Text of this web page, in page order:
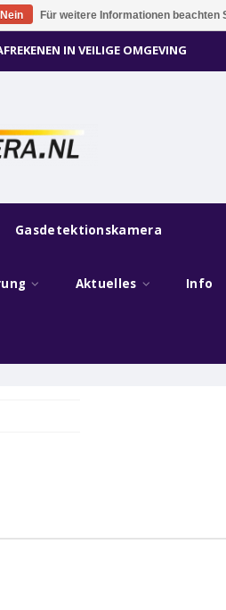
IN VEILIGE OMGEVING
Gasdetektionskamera
Aktuelles Info
Nein Für weitere Informationen